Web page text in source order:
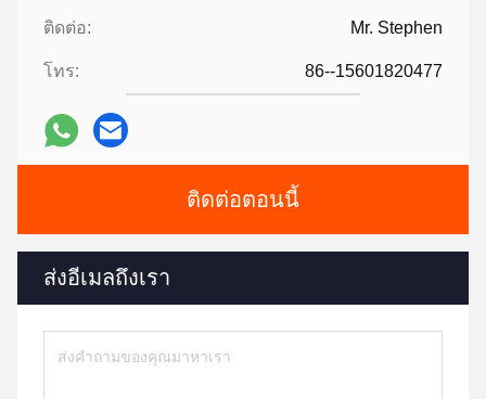
ติดต่อ: Mr. Stephen
โทร: 86--15601820477
ติดต่อตอนนี้
ส่งอีเมลถึงเรา